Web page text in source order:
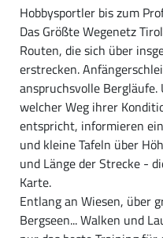
Hobbysportler bis zum
Das Größte Wegenetz
Routen, die sich über
erstrecken.
anspruchsvolle
welcher Weg ihrer
entspricht, informieren
und kleine Tafeln über
und Länge der Strecke -
Karte.
Entlang an Wiesen, über
Bergseen... Walken und